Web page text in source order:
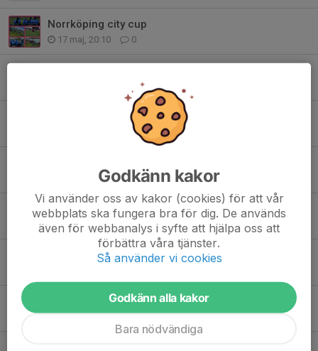
Norrköping city cup
17 maj, 20:10 0
Bambusa försäljning
0
19 mar, 14:11 0
Idrottsrabatten vår 2026
10 mar, 17:19 0
Newbody leverans
Newbody försäljning slut
16 feb, 17:48 0
Godkänn kakor
Vi använder oss av kakor (cookies) för att vår
webbplats ska fungera bra för dig. De används
även för webbanalys i syfte att hjälpa oss att
förbättra våra tjänster.
Så använder vi cookies
Godkänn alla kakor
Bara nödvändiga